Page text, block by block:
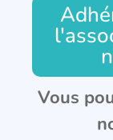
n
Vous